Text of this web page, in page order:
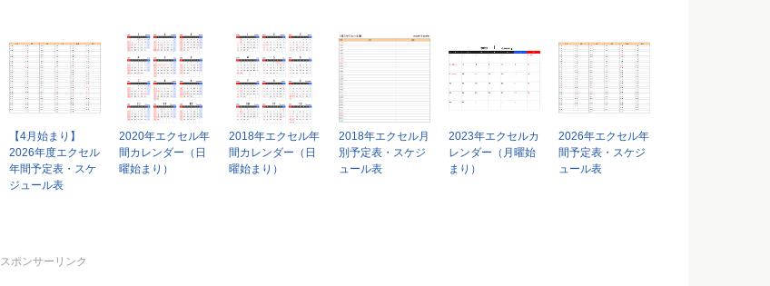
【4月始まり】
2026年度エクセル
年間予定表・スケ
ジュール表
2020年エクセル年
間カレンダー（日
曜始まり）
2018年エクセル年
間カレンダー（日
曜始まり）
2018年エクセル月
別予定表・スケジ
ュール表
2023年エクセルカ
レンダー（月曜始
まり）
2026年エクセル年
間予定表・スケジ
ュール表
スポンサーリンク